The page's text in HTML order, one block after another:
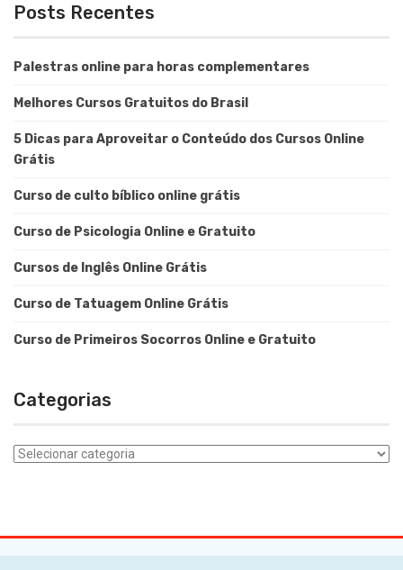
Posts Recentes
Palestras online para horas complementares
Melhores Cursos Gratuitos do Brasil
5 Dicas para Aproveitar o Conteúdo dos Cursos Online
Grátis
Curso de culto bíblico online grátis
Curso de Psicologia Online e Gratuito
Cursos de Inglês Online Grátis
Curso de Tatuagem Online Grátis
Curso de Primeiros Socorros Online e Gratuito
Categorias
Categorias